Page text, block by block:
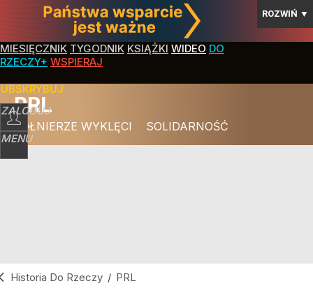
ROZWIŃ ▼
MIESIĘCZNIK TYGODNIK KSIĄŻKI WIDEO DO
RZECZY+ WSPIERAJ
ZALOGUJ
MENU
PRL
ŻOŁNIERZE WYKLĘCI SOLIDARNOŚĆ
Historia Do Rzeczy / PRL